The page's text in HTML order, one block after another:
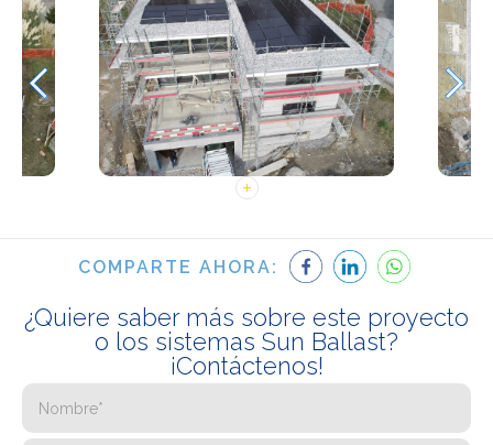
COMPARTE AHORA:
¿Quiere saber más sobre este proyecto
o los sistemas Sun Ballast?
¡Contáctenos!